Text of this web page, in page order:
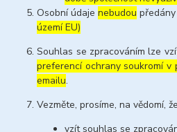
Osobní údajenebudou předány
území EU)
Souhlas se zpracováním lze
preferencí ochrany soukromí
emailu.
Vezměte, prosíme, na vědomí,
vzít souhlas se